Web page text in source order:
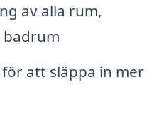
av alla rum,
badrum
att släppa in mer